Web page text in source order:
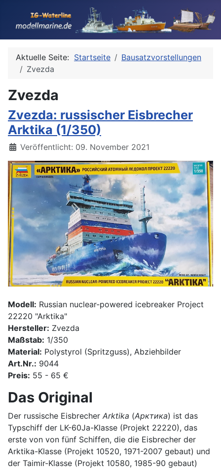
Aktuelle Seite: Startseite
Bausatzvorstellungen
Zvezda
Zvezda
Zvezda: russischer Eisbrecher
Arktika (1/350)
Details
Veröffentlicht: 09. November 2021
Modell: Russian nuclear-powered icebreaker Project
22220 "Arktika"
Hersteller: Zvezda
Maßstab: 1/350
Material: Polystyrol (Spritzguss), Abziehbilder
Art.Nr.: 9044
Preis: 55 - 65 €
Das Original
Der russische Eisbrecher Arktika (Арктика) ist das
Typschiff der LK-60Ja-Klasse (Projekt 22220), das
erste von von fünf Schiffen, die die Eisbrecher der
Arktika-Klasse (Projekt 10520, 1971-2007 gebaut) und
der Taimir-Klasse (Projekt 10580, 1985-90 gebaut)